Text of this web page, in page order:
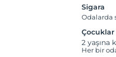
Sigara
Odalarda
Çocuklar
2 yaşına
Her bir